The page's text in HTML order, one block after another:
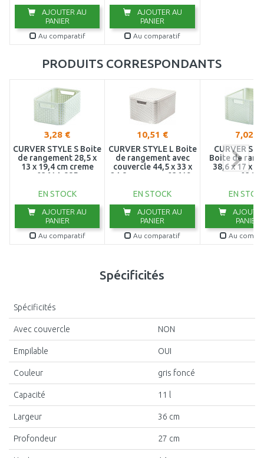
AJOUTER AU
PANIER
Au comparatif
AJOUTER AU
PANIER
Au comparatif
PRODUITS CORRESPONDANTS
3,28 €
CURVER STYLE S Boite
de rangement 28,5 x
13 x 19,4 cm creme
03614-885
EN STOCK
AJOUTER AU
PANIER
Au comparatif
10,51 €
CURVER STYLE L Boite
de rangement avec
couvercle 44,5 x 33 x
24,8 cm creme 03619-
EN STOCK
AJOUTER AU
PANIER
Au comparatif
7,02 €
CURVER
Boite de
38,6 x 17 x
creme
EN
PANIER
Au
Spécificités
Spécificités
Avec couvercle NON
Empilable OUI
Couleur gris foncé
Capacité 11 l
Largeur 36 cm
Profondeur 27 cm